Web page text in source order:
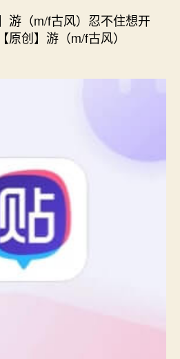
游（m/f古风）忍不住想开
创】游（m/f古风）